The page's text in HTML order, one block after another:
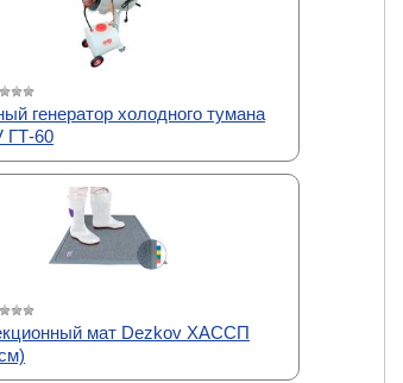
генератор холодного тумана
ГТ-60
мат Dezkov ХАССП